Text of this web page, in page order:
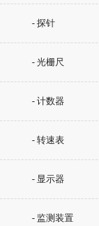
- 探针
- 光栅尺
- 计数器
- 转速表
- 显示器
- 监测装置